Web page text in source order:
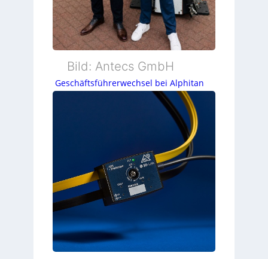
Bild: Antecs GmbH
Geschäftsführerwechsel bei Alphitan